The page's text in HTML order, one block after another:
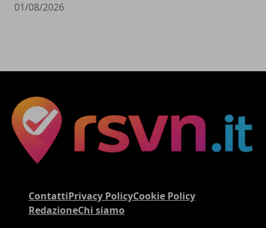
01/08/2026
ContattiPrivacy PolicyCookie Policy
RedazioneChi siamo